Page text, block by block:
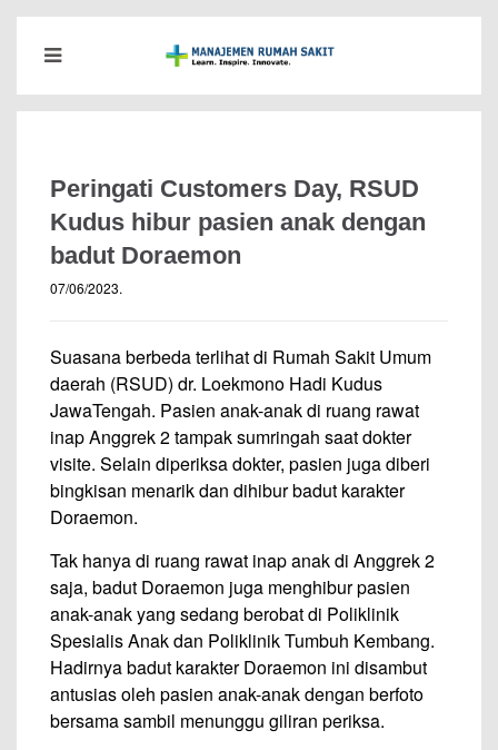
Peringati Customers Day, RSUD
Kudus hibur pasien anak dengan
badut Doraemon
07/06/2023.
Suasana berbeda terlihat di Rumah Sakit Umum
daerah (RSUD) dr. Loekmono Hadi Kudus
JawaTengah. Pasien anak-anak di ruang rawat
inap Anggrek 2 tampak sumringah saat dokter
visite. Selain diperiksa dokter, pasien juga diberi
bingkisan menarik dan dihibur badut karakter
Doraemon.
Tak hanya di ruang rawat inap anak di Anggrek 2
saja, badut Doraemon juga menghibur pasien
anak-anak yang sedang berobat di Poliklinik
Spesialis Anak dan Poliklinik Tumbuh Kembang.
Hadirnya badut karakter Doraemon ini disambut
antusias oleh pasien anak-anak dengan berfoto
bersama sambil menunggu giliran periksa.